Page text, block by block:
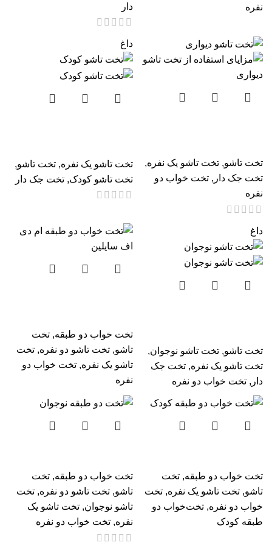
نفره
دار
تخت تاشو, تخت تاشو یک نفره,
تخت جک دار , تخت خواب دو
نفره
داغ
تخت تاشو یک نفره, تخت تاشو,
تخت تاشو کودک, تخت جک دار
داغ
تخت تاشو, تخت تاشو نوجوان,
تخت تاشو یک نفره, تخت جک
دار , تخت خواب دو نفره
تخت خواب دو طبقه, تخت
تاشو, تخت تاشو دو نفره, تخت
تاشو یک نفره, تخت خواب دو
نفره
تخت خواب دو طبقه, تخت
تاشو, تخت تاشو یک نفره, تخت
خواب دو نفره, تخت‌خواب دو
طبقه کودک
تخت خواب دو طبقه, تخت
تاشو, تخت تاشو دو نفره, تخت
تاشو نوجوان, تخت تاشو یک
نفره, تخت خواب دو نفره